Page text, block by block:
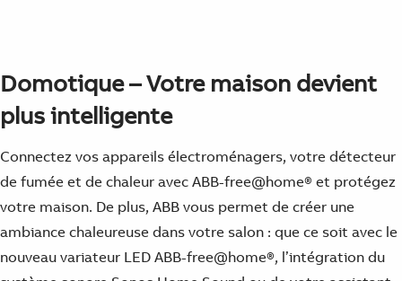
Domotique – Votre maison devient
plus intelligente
Connectez vos appareils électroménagers, votre détecteur
de fumée et de chaleur avec ABB-free@home® et protégez
votre maison. De plus, ABB vous permet de créer une
ambiance chaleureuse dans votre salon : que ce soit avec le
nouveau variateur LED ABB-free@home®, l’intégration du